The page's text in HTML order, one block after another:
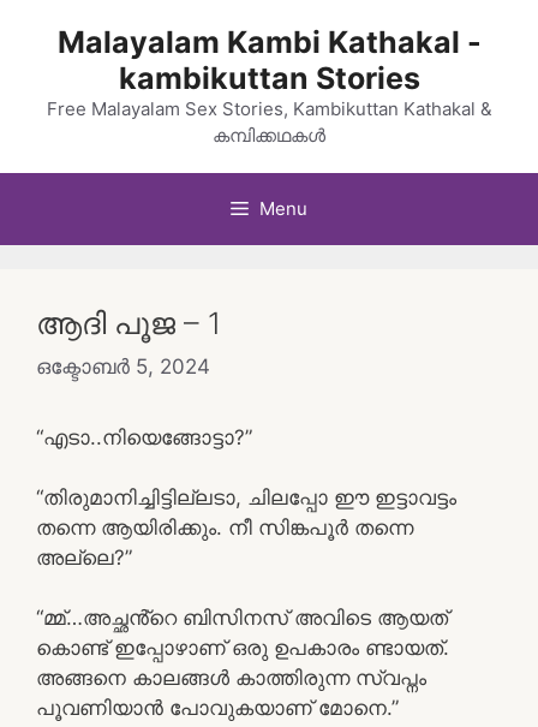
Malayalam Kambi Kathakal -
kambikuttan Stories
Free Malayalam Sex Stories, Kambikuttan Kathakal &
കമ്പിക്കഥകൾ
Menu
ആദി പൂജ – 1
ഒക്ടോബർ 5, 2024
“എടാ..നിയെങ്ങോട്ടാ?”
“തിരുമാനിച്ചിട്ടില്ലടാ, ചിലപ്പോ ഈ ഇട്ടാവട്ടം
തന്നെ ആയിരിക്കും. നീ സിങ്കപൂർ തന്നെ
അല്ലെ?”
“മ്മ്…അച്ഛൻ്റെ ബിസിനസ് അവിടെ ആയത്
കൊണ്ട് ഇപ്പോഴാണ് ഒരു ഉപകാരം ണ്ടായത്.
അങ്ങനെ കാലങ്ങൾ കാത്തിരുന്ന സ്വപ്നം
പൂവണിയാൻ പോവുകയാണ് മോനെ.”